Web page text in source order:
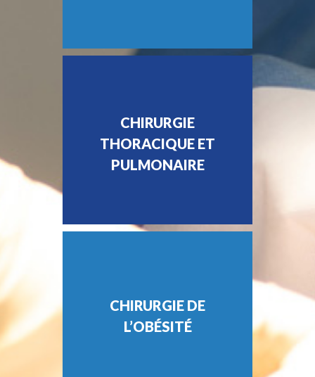
CHIRURGIE
THORACIQUE ET
PULMONAIRE
CHIRURGIE DE
L’OBÉSITÉ